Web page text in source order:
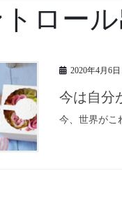
トロー
2020年4月6日
今は自分
今、世界がこ